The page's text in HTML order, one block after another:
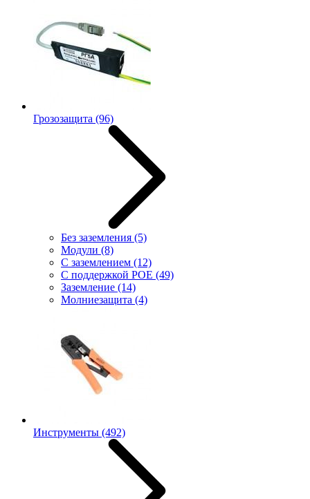
Грозозащита (96)
Без заземления (5)
Модули (8)
С заземлением (12)
С поддержкой POE (49)
Заземление (14)
Молниезащита (4)
Инструменты (492)